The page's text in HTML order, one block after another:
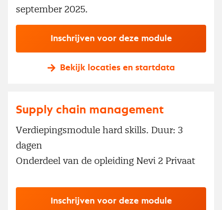
september 2025.
Inschrijven voor deze module
Bekijk locaties en startdata
Supply chain management
Verdiepingsmodule hard skills. Duur: 3
dagen
Onderdeel van de opleiding Nevi 2 Privaat
Inschrijven voor deze module